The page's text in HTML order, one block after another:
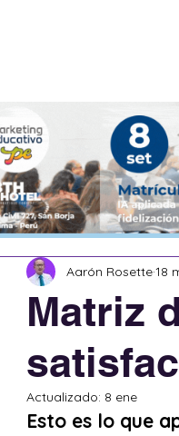
Matriz
Aarón Rosette18
Actualizado: 8 ene
Esto es lo que